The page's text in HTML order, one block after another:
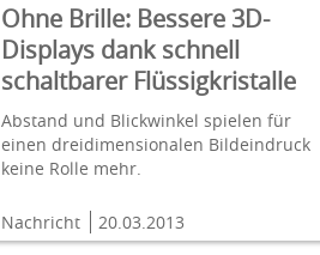
Ohne Brille: Bessere 3D-
Displays dank schnell
schaltbarer Flüssigkristalle
Abstand und Blickwinkel spielen für
einen dreidimensionalen Bildeindruck
keine Rolle mehr.
Nachricht 20.03.2013